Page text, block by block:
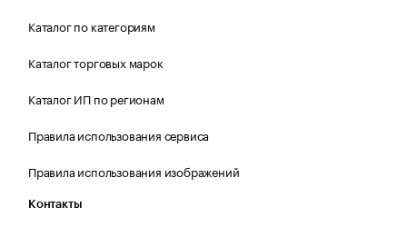
Каталог по категориям
Каталог торговых марок
Каталог ИП по регионам
Правила использования сервиса
Правила использования изображений
Контакты